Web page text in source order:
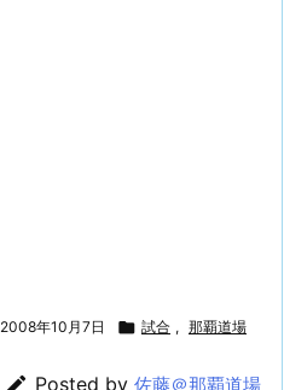
2008年10月7日  試合 , 那覇道場
 Posted by 佐藤＠那覇道場